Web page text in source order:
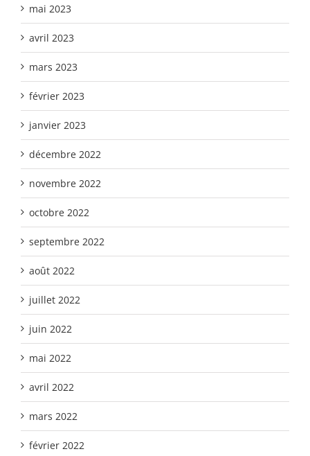
mai 2023
avril 2023
mars 2023
février 2023
janvier 2023
décembre 2022
novembre 2022
octobre 2022
septembre 2022
août 2022
juillet 2022
juin 2022
mai 2022
avril 2022
mars 2022
février 2022